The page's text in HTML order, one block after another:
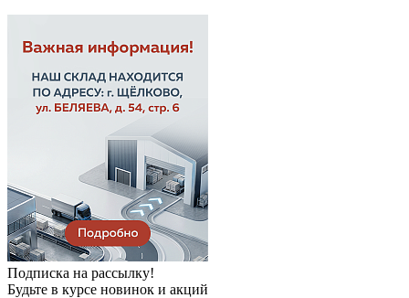
Подписка на рассылку!
Будьте в курсе новинок и акций